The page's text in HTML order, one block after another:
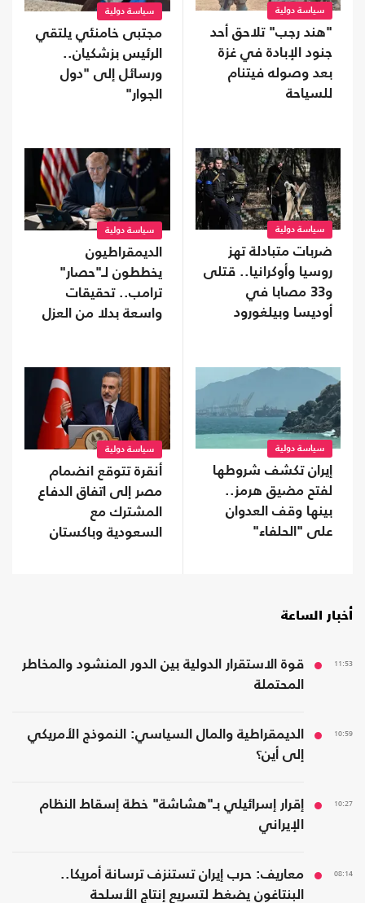
سياسة دولية
"هند رجب" تلاحق أحد
جنود الإبادة في غزة
بعد وصوله فيتنام
للسياحة
سياسة دولية
مجتبى خامنئي يلتقي
الرئيس بزشكيان..
ورسائل إلى "دول
الجوار"
سياسة دولية
ضربات متبادلة تهز
روسيا وأوكرانيا.. قتلى
و33 مصابا في
أوديسا وبيلغورود
سياسة دولية
الديمقراطيون
يخططون لـ"حصار"
ترامب.. تحقيقات
واسعة بدلا من العزل
سياسة دولية
إيران تكشف شروطها
لفتح مضيق هرمز..
بينها وقف العدوان
على "الحلفاء"
سياسة دولية
أنقرة تتوقع انضمام
مصر إلى اتفاق الدفاع
المشترك مع
السعودية وباكستان
أخبار الساعة
11:53
قوة الاستقرار الدولية بين الدور المنشود والمخاطر
المحتملة
10:59
الديمقراطية والمال السياسي: النموذج الأمريكي
إلى أين؟
10:27
إقرار إسرائيلي بـ"هشاشة" خطة إسقاط النظام
الإيراني
08:14
معاريف: حرب إيران تستنزف ترسانة أمريكا..
البنتاغون يضغط لتسريع إنتاج الأسلحة